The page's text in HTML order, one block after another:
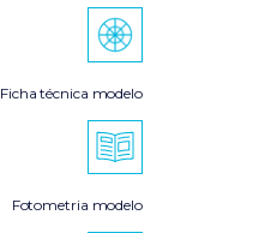
Ficha técnica modelo
Fotometria modelo